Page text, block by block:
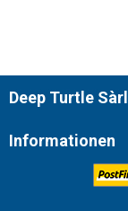
Deep Turtle Sàrl
Informationen